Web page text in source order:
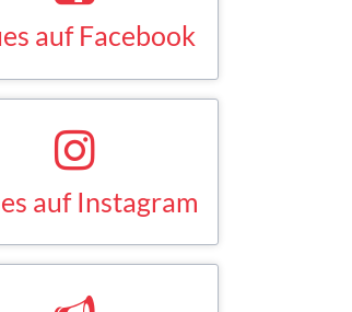
Saskia Esken bei Facebook
FACEBOOK
Neues auf Instagram
Saskia Esken bei Instagram
INSTAGRAM
Neues auf Mastodon